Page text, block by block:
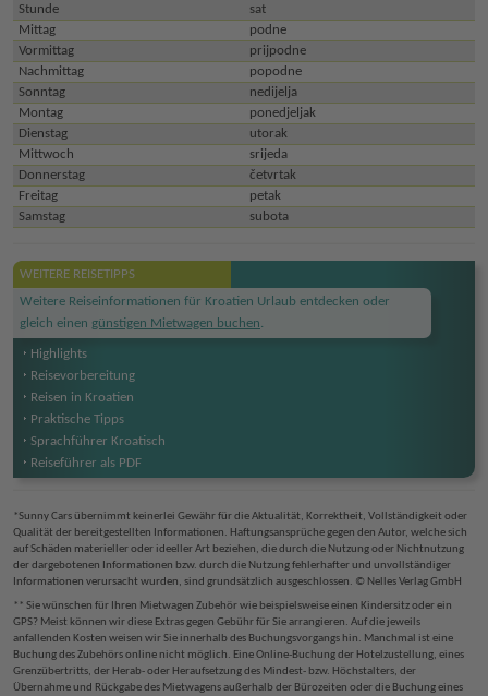
Stunde
sat
Mittag
podne
Vormittag
prijpodne
Nachmittag
popodne
Sonntag
nedijelja
Montag
ponedjeljak
Dienstag
utorak
Mittwoch
srijeda
Donnerstag
četvrtak
Freitag
petak
Samstag
subota
WEITERE REISETIPPS
Weitere Reiseinformationen für Kroatien Urlaub entdecken oder
gleich einen günstigen Mietwagen buchen.
Highlights
Reisevorbereitung
Reisen in Kroatien
Praktische Tipps
Sprachführer Kroatisch
Reiseführer als PDF
*Sunny Cars übernimmt keinerlei Gewähr für die Aktualität, Korrektheit, Vollständigkeit oder
Qualität der bereitgestellten Informationen. Haftungsansprüche gegen den Autor, welche sich
auf Schäden materieller oder ideeller Art beziehen, die durch die Nutzung oder Nichtnutzung
der dargebotenen Informationen bzw. durch die Nutzung fehlerhafter und unvollständiger
Informationen verursacht wurden, sind grundsätzlich ausgeschlossen. © Nelles Verlag GmbH
** Sie wünschen für Ihren Mietwagen Zubehör wie beispielsweise einen Kindersitz oder ein
GPS? Meist können wir diese Extras gegen Gebühr für Sie arrangieren. Auf die jeweils
anfallenden Kosten weisen wir Sie innerhalb des Buchungsvorgangs hin. Manchmal ist eine
Buchung des Zubehörs online nicht möglich. Eine Online-Buchung der Hotelzustellung, eines
Grenzübertritts, der Herab- oder Heraufsetzung des Mindest- bzw. Höchstalters, der
Übernahme und Rückgabe des Mietwagens außerhalb der Bürozeiten oder die Buchung eines